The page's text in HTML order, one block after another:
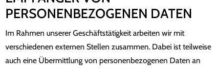
PERSONENBEZOGENEN DATEN
Im Rahmen unserer Geschäftstätigkeit arbeiten wir mit
verschiedenen externen Stellen zusammen. Dabei ist teilweise
auch eine Übermittlung von personenbezogenen Daten an